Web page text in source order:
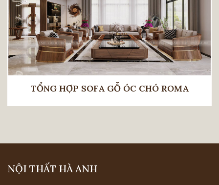
TỔNG HỢP SOFA GỖ ÓC CHÓ ROMA
NỘI THẤT HÀ ANH